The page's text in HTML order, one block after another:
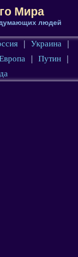
Мира
людей
| Украина
|
| Путин
|